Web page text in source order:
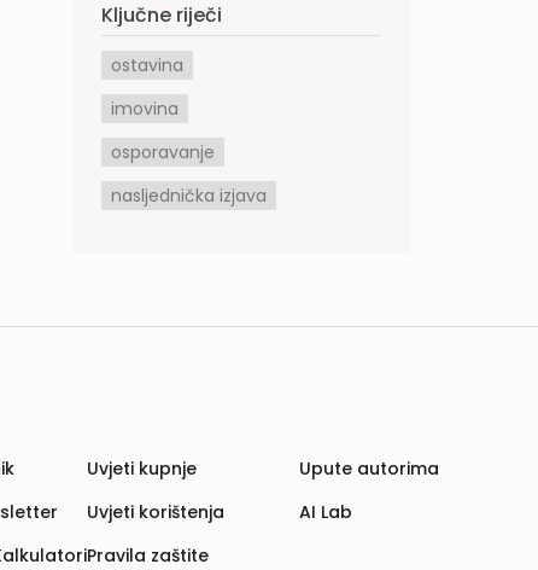
Ključne riječi
ostavina
imovina
osporavanje
nasljednička izjava
Uvjeti kupnje
Uvjeti korištenja
Pravila zaštite
Upute autorima
AI Lab